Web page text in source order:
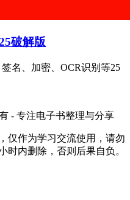
破解版
名、加密、OCR识别等25
- 专注电子书整理与分享
仅作为学习交流使用，请勿
时内删除，否则后果自负。